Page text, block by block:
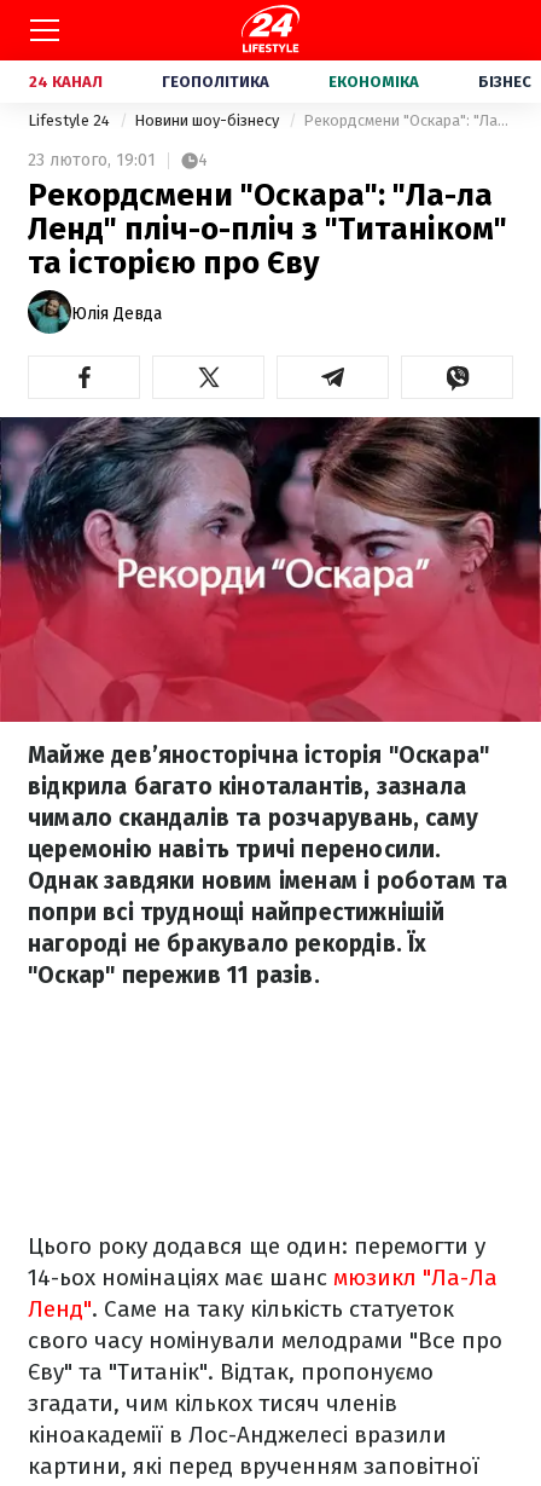
24 КАНАЛ ГЕОПОЛІТИКА ЕКОНОМІКА БІЗНЕС
Lifestyle 24 Новини шоу-бізнесу Рекордсмени "Оскара": "Ла-ла Ленд" пліч-о-пліч з "Титаніком" та історією про Єву
23 лютого, 19:01 4
Рекордсмени "Оскара": "Ла-ла
Ленд" пліч-о-пліч з "Титаніком"
та історією про Єву
Юлія Девда
Майже дев’яносторічна історія "Оскара"
відкрила багато кіноталантів, зазнала
чимало скандалів та розчарувань, саму
церемонію навіть тричі переносили.
Однак завдяки новим іменам і роботам та
попри всі труднощі найпрестижнішій
нагороді не бракувало рекордів. Їх
"Оскар" пережив 11 разів.
Цього року додався ще один: перемогти у
14-ьох номінаціях має шанс мюзикл "Ла-Ла
Ленд". Саме на таку кількість статуеток
свого часу номінували мелодрами "Все про
Єву" та "Титанік". Відтак, пропонуємо
згадати, чим кількох тисяч членів
кіноакадемії в Лос-Анджелесі вразили
картини, які перед врученням заповітної